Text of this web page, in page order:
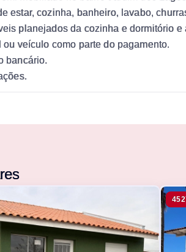
estar, cozinha, banheiro, lavabo,
planejados da cozinha e dormitório e
veículo como parte do pagamento.
bancário.